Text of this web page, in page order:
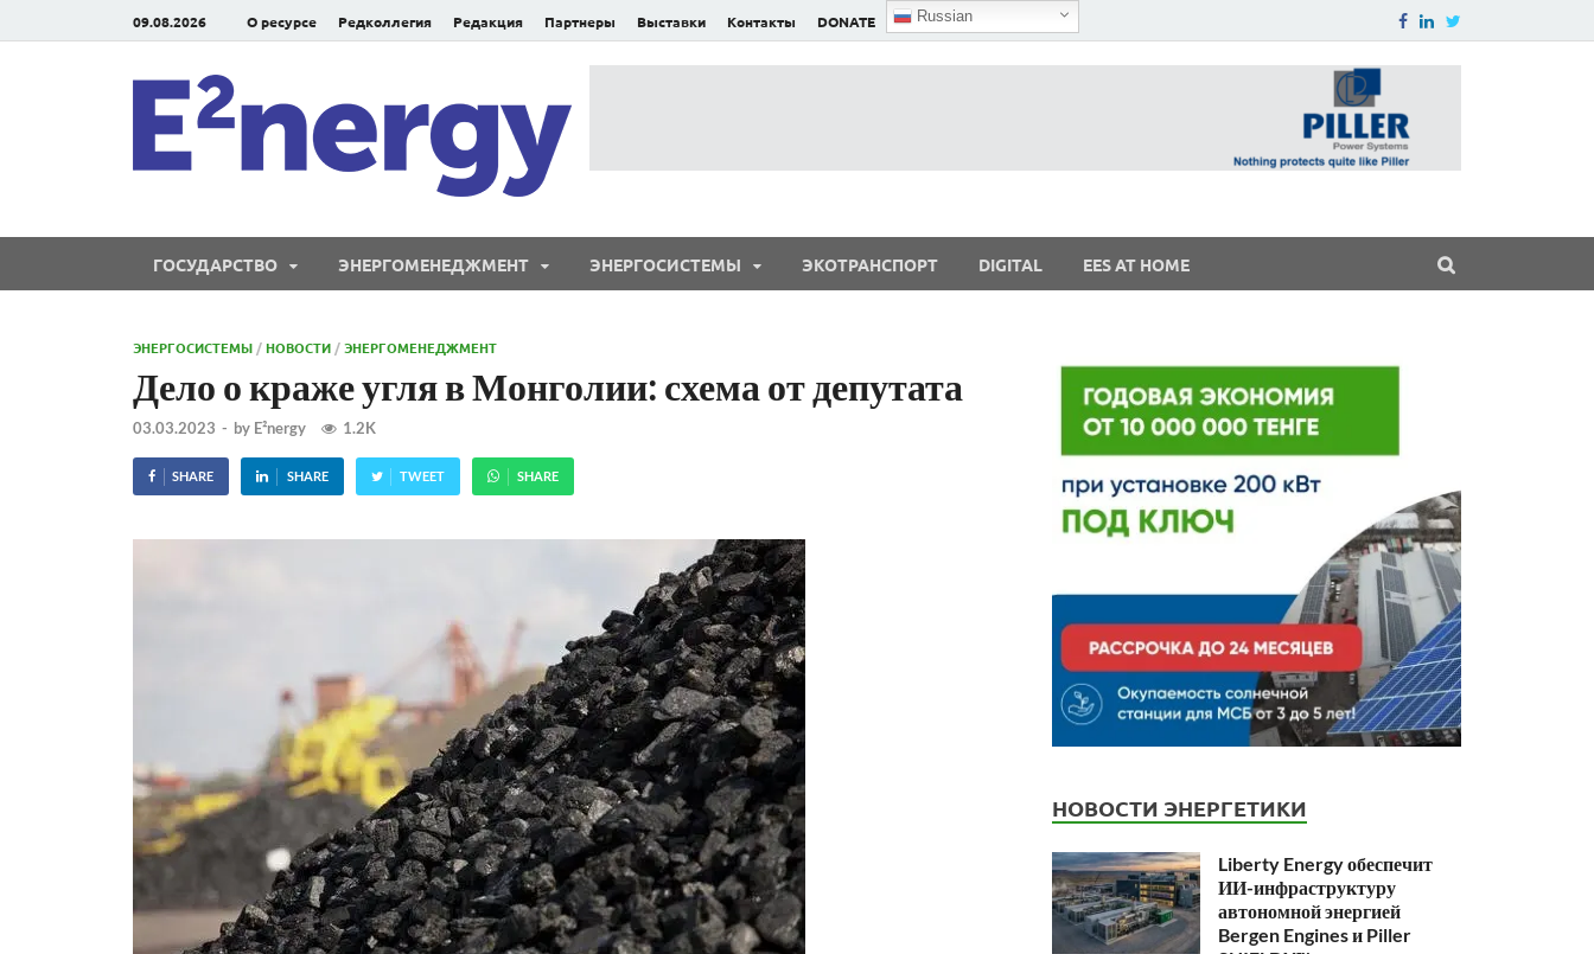
09.08.2026 О ресурсе Редколлегия Редакция Партнеры Выставки Контакты DONATE Russian
ГОСУДАРСТВО ЭНЕРГОМЕНЕДЖМЕНТ ЭНЕРГОСИСТЕМЫ ЭКОТРАНСПОРТ DIGITAL EES AT HOME
ЭНЕРГОСИСТЕМЫ /НОВОСТИ /ЭНЕРГОМЕНЕДЖМЕНТ
Дело о краже угля в Монголии: схема от депутата
03.03.2023 - by E²nergy 1.2K
SHARE SHARE TWEET SHARE
НОВОСТИ ЭНЕРГЕТИКИ
Liberty Energy обеспечит
ИИ-инфраструктуру
автономной энергией
Bergen Engines и Piller